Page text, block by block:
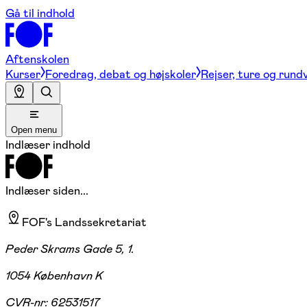
Gå til indhold
Aftenskolen
Kurser Foredrag, debat og højskoler Rejser, ture og
Open menu
Indlæser indhold
Indlæser siden...
FOF's Landssekretariat
Peder Skrams Gade 5, 1.
1054 København K
CVR-nr: 62531517